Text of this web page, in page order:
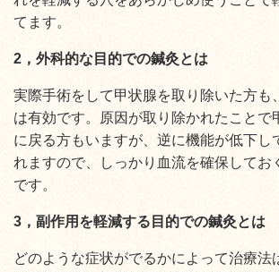
てます。
2，外科的な目的での鍼灸とは
実際手術をして甲状腺を取り除いた方も
は有効です。原因が取り除かれたことで
に戻る方もいますが、逆に機能が低下し
れますので、しっかり血流を確保してお
です。
3，副作用を軽減する目的での鍼灸とは
どのような症状がでるかによって治療法